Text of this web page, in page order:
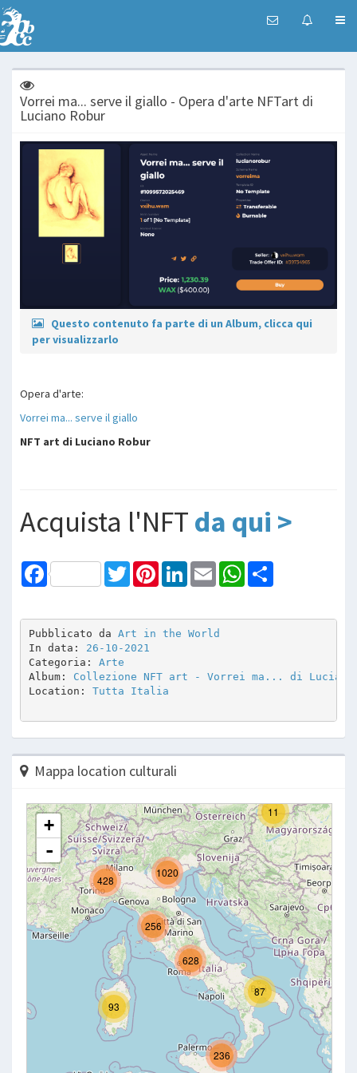
Vorrei ma... serve il giallo - Opera d'arte NFTart di
Luciano Robur
Questo contenuto fa parte di un Album, clicca qui
per visualizzarlo
Opera d'arte:
Vorrei ma... serve il giallo
NFT art di Luciano Robur
Acquista l'NFT da qui >
Facebook TwitterPinterestLinkedInEmail WhatsApp
Pubblicato da Art in the World
In data: 26-10-2021
Categoria: Arte
Album: Collezione NFT art - Vorrei ma... di Luciano
Location: Tutta Italia
Mappa location culturali